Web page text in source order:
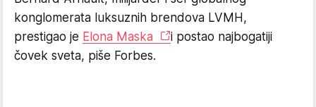
konglomerata luksuznih brendova LVMH,
prestigao je Elona Maska
i postao najbogatiji
čovek sveta, piše Forbes.